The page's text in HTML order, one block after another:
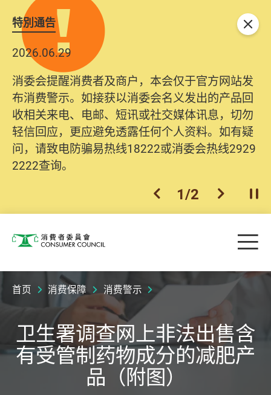
特別通告
2026.06.29
消委会提醒消费者及商户，本会仅于官方网站发
布消费警示。如接获以消委会名义发出的产品回
收相关来电、电邮、短讯或社交媒体讯息，切勿
轻信回应，更应避免透露任何个人资料。如有疑
问，请致电防骗易热线18222或消委会热线2929
2222查询。
上一个
1/2 下一个开
关闭
消费者委员会 目
首页 消费保障 消费警示
卫生署调查网上非法出售含
有受管制药物成分的减肥产
品（附图）